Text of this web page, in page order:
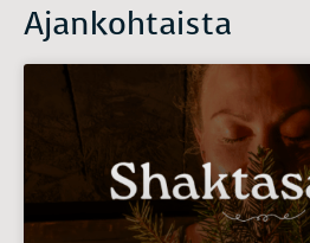
Ajankohtaista